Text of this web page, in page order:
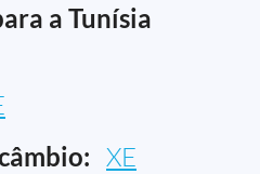
a Tunísia
XE